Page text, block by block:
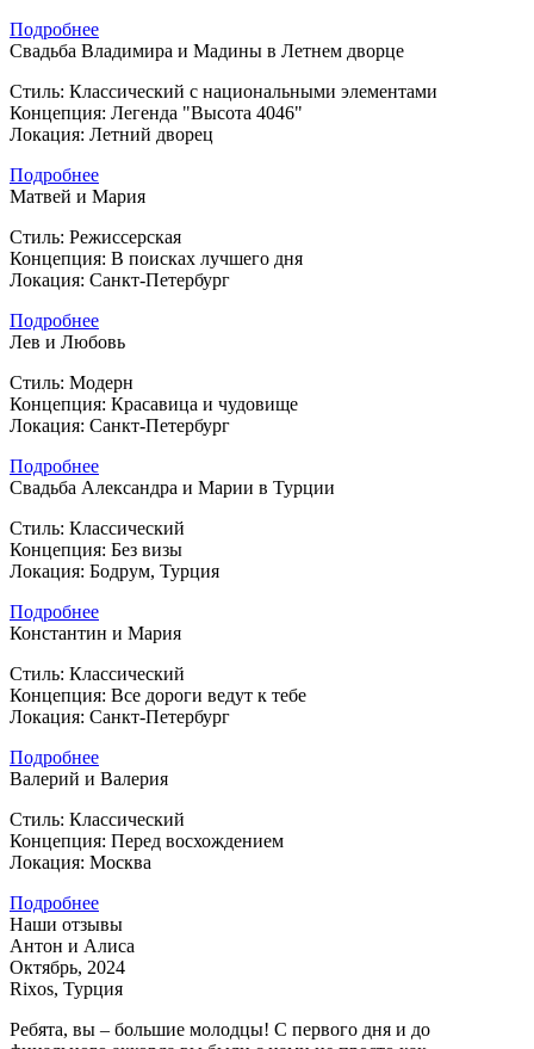
Подробнее
Свадьба Владимира и Мадины в Летнем дворце
Стиль: Классический с национальными элементами
Концепция: Легенда "Высота 4046"
Локация: Летний дворец
Подробнее
Матвей и Мария
Стиль: Режиссерская
Концепция: В поисках лучшего дня
Локация: Санкт-Петербург
Подробнее
Лев и Любовь
Стиль: Модерн
Концепция: Красавица и чудовище
Локация: Санкт-Петербург
Подробнее
Свадьба Александра и Марии в Турции
Стиль: Классический
Концепция: Без визы
Локация: Бодрум, Турция
Подробнее
Константин и Мария
Стиль: Классический
Концепция: Все дороги ведут к тебе
Локация: Санкт-Петербург
Подробнее
Валерий и Валерия
Стиль: Классический
Концепция: Перед восхождением
Локация: Москва
Подробнее
Наши отзывы
Антон и Алиса
Октябрь, 2024
Rixos, Турция
Ребята, вы – большие молодцы! С первого дня и до